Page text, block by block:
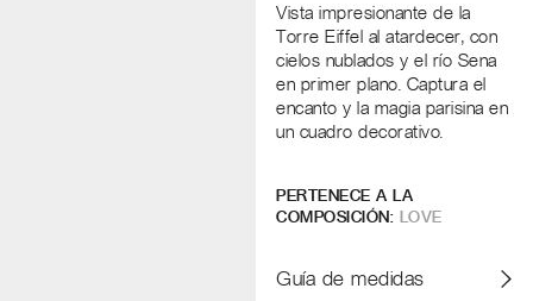
Vista impresionante de la
Torre Eiffel al atardecer, con
cielos nublados y el río Sena
en primer plano. Captura el
encanto y la magia parisina en
un cuadro decorativo.
PERTENECE A LA
COMPOSICIÓN: LOVE
Guía de medidas